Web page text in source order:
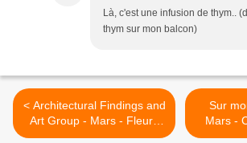
Là, c'est une infusion de thym..
thym sur mon balcon)
< Architectural Findings and
Art Group - Mars - Fleurs
sur Fond Noir - 2 - #ob
Sur
Mars -
reste